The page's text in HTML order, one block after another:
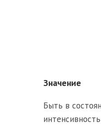
Значение
Быть в